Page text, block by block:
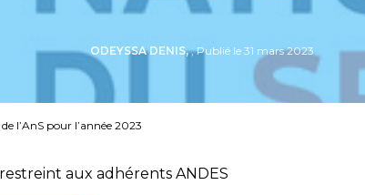
ODEYSSA DENIS,, Publié le 31 mars 2023
l’AnS pour l’année 2023
aux adhérents ANDES